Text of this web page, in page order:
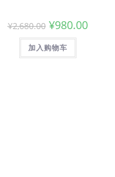
¥2,680.00 ¥980.00
加入购物车